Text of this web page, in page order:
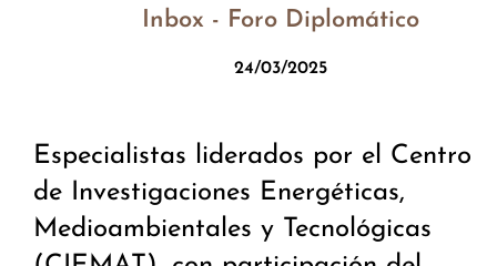
Inbox - Foro Diplomático
24/03/2025
Especialistas liderados por el Centro
de Investigaciones Energéticas,
Medioambientales y Tecnológicas